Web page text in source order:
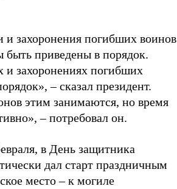
и захоронения погибших воинов
приведены в порядок.
и захоронениях погибших
– сказал президент.
этим занимаются, но время
– потребовал он.
в День защитника
дал старт праздничным
место – к могиле